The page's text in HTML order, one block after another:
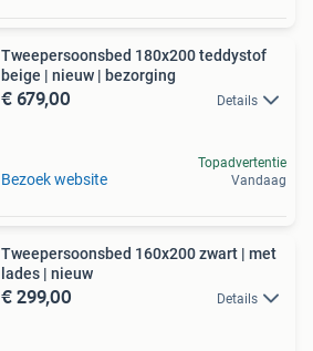
Tweepersoonsbed 180x200 teddystof
beige | nieuw | bezorging
€ 679,00 Details
Bezoek website
Topadvertentie
Vandaag
Tweepersoonsbed 160x200 zwart | met
lades | nieuw
€ 299,00 Details